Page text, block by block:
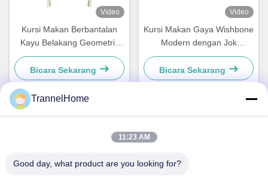
Video
Kursi Makan Berbantalan
Kayu Belakang Geometris
Tahan Kelembaban Bergaya
Bicara Sekarang
Video
Kursi Makan Gaya Wishbone
Modern dengan Jok
Anyaman dan Sandaran
Kulit
Bicara Sekarang
Alamat
TrannelHome
11:23 AM
Good day, what product are you looking for?